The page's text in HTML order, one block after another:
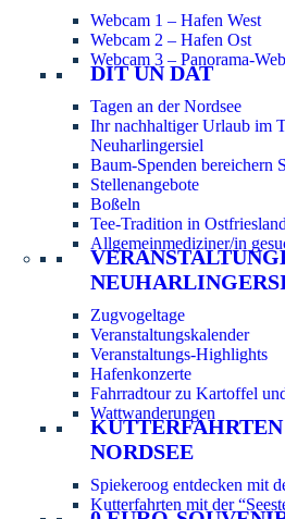
Webcam 1 – Hafen West
Webcam 2 – Hafen Ost
Webcam 3 – Panorama-
DIT UN DAT
Tagen an der Nordsee
Ihr nachhaltiger Urlaub im
Neuharlingersiel
Baum-Spenden bereichern
Stellenangebote
Boßeln
Tee-Tradition in Ostfriesland
Allgemeinmediziner/in
Zugvogeltage
Veranstaltungskalender
Veranstaltungs-Highlights
Hafenkonzerte
Fahrradtour zu Kartoffel
Wattwanderungen
KUTTERFAHRTEN
NORDSEE
Spiekeroog entdecken mit
Kutterfahrten mit der